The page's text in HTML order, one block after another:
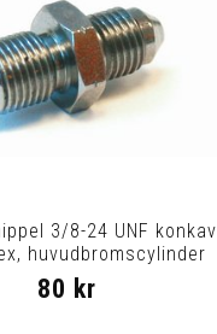
3/8-24 UNF konkav
huvudbromscylinder
80 kr